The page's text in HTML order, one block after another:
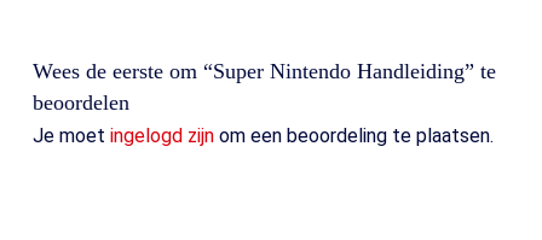
Wees de eerste om “Super Nintendo Handleiding” te
beoordelen
Je moet ingelogd zijnom een beoordeling te plaatsen.